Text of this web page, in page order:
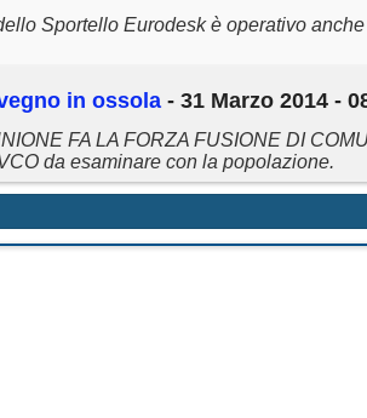
Sportello Eurodesk è operativo
in ossola - 31 Marzo 2014 -
FA LA FORZA FUSIONE DI
da esaminare con la popolazione.